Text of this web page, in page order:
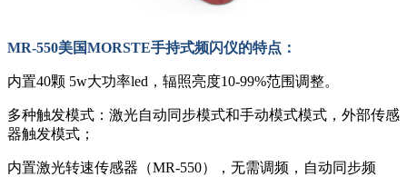
MR-550美国MORSTE手持式频闪仪的特点：
内置40颗 5w大功率led，辐照亮度10-99%范围调整。
多种触发模式：激光自动同步模式和手动模式模式，外部传感
器触发模式；
内置激光转速传感器（MR-550），无需调频，自动同步频